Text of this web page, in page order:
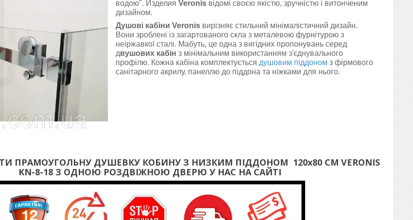
водою". Изделия Veronis відомі своєю якістю, зручністю і витонченим
дизайном.
Душові кабіни Veronis вирізняє стильний мінімалістичний дизайн.
Вони зроблені із загартованого скла з металевою фурнітурою з
неіржавкої сталі. Мабуть, це одна з вигідних пропонувань серед
двушових кабін з мінімальним використанням з'єднувального
профілю. Кожна кабіна комплектується душовим піддоном з фірмового
санітарного акрилу, панеллю до піддона та ніжками для нього.
ПРАМОУГОЛЬНУ ДУШЕВКУ КОБИНУ З НИЗКИМ ПІДДОНОМ 120х80 СМ VERONIS
KN-8-18 З ОДНОЮ РОЗДВІЖНОЮ ДВЕРЮ У НАС НА САЙТІ